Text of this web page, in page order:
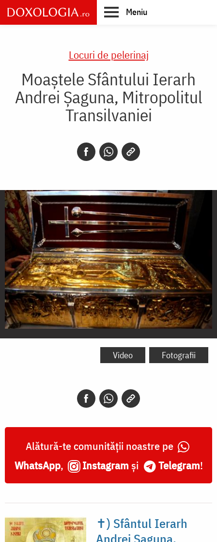
Skip
to
main
Meniu
Locuri de pelerinaj
Moaștele Sfântului Ierarh
Andrei Șaguna, Mitropolitul
Transilvaniei
Moaștele
Transilvaniei
Video Fotografii
Alătură-te comunității noastre pe
WhatsApp, Instagram și Telegram!
✝) Sfântul Ierarh
Andrei Șaguna,